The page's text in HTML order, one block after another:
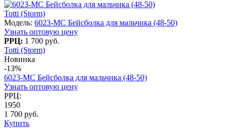
Totti (Storm)
Модель: 6023-МC Бейсболка для мальчика (48-50)
Узнать оптовую цену
РРЦ: 1 700 руб.
Totti (Storm)
Новинка
-13%
6023-МC Бейсболка для мальчика (48-50)
Узнать оптовую цену
РРЦ:
1950
1 700 руб.
Купить